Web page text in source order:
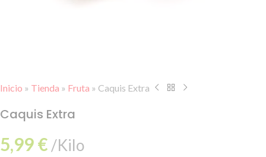
Inicio » Tienda » Fruta » Caquis Extra
Caquis Extra
5,99€ /Kilo